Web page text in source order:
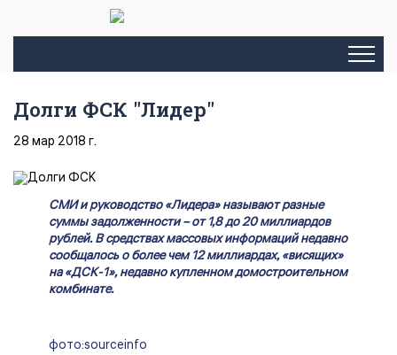
Долги ФСК "Лидер"
28 мар 2018 г.
СМИ и руководство «Лидера» называют разные
суммы задолженности – от 1,8 до 20 миллиардов
рублей. В средствах массовых информаций недавно
сообщалось о более чем 12 миллиардах, «висящих»
на «ДСК-1», недавно купленном домостроительном
комбинате.
фото:sourceinfo